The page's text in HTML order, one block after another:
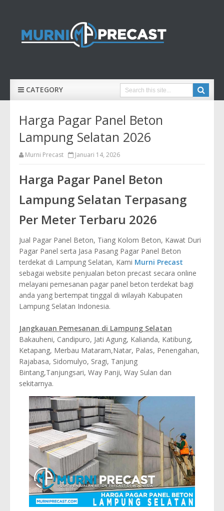
CATEGORY
Harga Pagar Panel Beton
Lampung Selatan 2026
Murni Precast Januari 14, 2026
Harga Pagar Panel Beton
Lampung Selatan Terpasang
Per Meter Terbaru 2026
Jual Pagar Panel Beton, Tiang Kolom Beton, Kawat Duri
Pagar Panel serta Jasa Pasang Pagar Panel Beton
terdekat di Lampung Selatan, Kami Murni Precast
sebagai website penjualan beton precast secara online
melayani pemesanan pagar panel beton terdekat bagi
anda yang bertempat tinggal di wilayah Kabupaten
Lampung Selatan Indonesia.
Jangkauan Pemesanan di Lampung Selatan
Bakauheni, Candipuro, Jati Agung, Kalianda, Katibung,
Ketapang, Merbau Mataram,Natar, Palas, Penengahan,
Rajabasa, Sidomulyo, Sragi, Tanjung
Bintang,Tanjungsari, Way Panji, Way Sulan dan
sekitarnya.